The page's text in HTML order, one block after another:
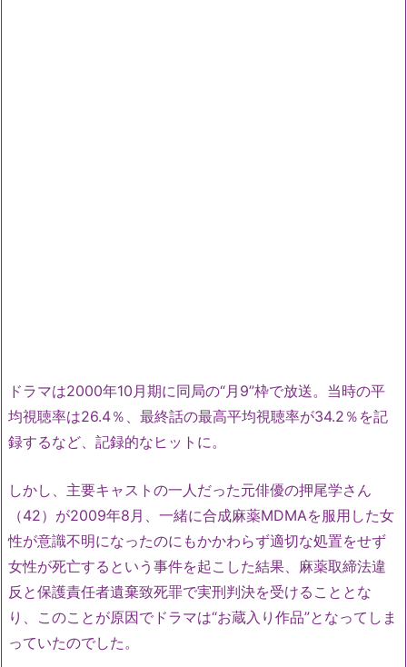
ドラマは2000年10月期に同局の“月9”枠で放送。当時の平
均視聴率は26.4％、最終話の最高平均視聴率が34.2％を記
録するなど、記録的なヒットに。
しかし、主要キャストの一人だった元俳優の押尾学さん
（42）が2009年8月、一緒に合成麻薬MDMAを服用した女
性が意識不明になったのにもかかわらず適切な処置をせず
女性が死亡するという事件を起こした結果、麻薬取締法違
反と保護責任者遺棄致死罪で実刑判決を受けることとな
り、このことが原因でドラマは“お蔵入り作品”となってしま
っていたのでした。